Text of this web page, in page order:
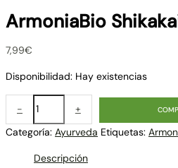
ArmoniaBio
7,99€
Disponibilidad: Hay existencias
- +
Categoría: Ayurveda Etiquetas:
Descripción